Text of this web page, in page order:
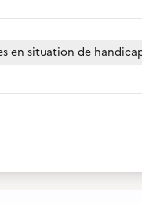
en situation de